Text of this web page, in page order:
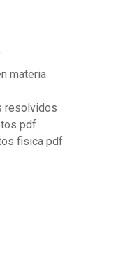
materia
resolvidos
pdf
fisica pdf